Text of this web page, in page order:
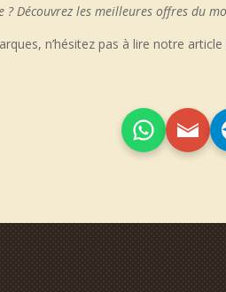
Découvrez les meilleures offres du
n’hésitez pas à lire notre article